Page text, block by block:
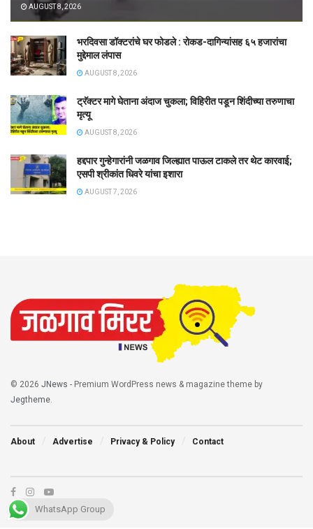
AUGUST 8, 2026
भरदिवसा डॉक्टरांचे घर फोडले : रोकड-दागिन्यांसह ६५ हजारांचा
मुद्देमाल लंपास
AUGUST 8, 2026
ट्रॅक्टर मागे घेताना अंदाज चुकला; विहिरीत पडून शिंदीच्या तरुणाचा
मृत्यू
AUGUST 8, 2026
हद्दपार गुन्हेगारांनी जळगाव जिल्ह्यात पाऊल टाकले तर थेट कारवाई;
एसपी श्रीकांत धिवरे यांचा इशारा
AUGUST 7, 2026
© 2026 JNews - Premium WordPress news & magazine theme by
Jegtheme
About Advertise Privacy & Policy Contact
WhatsApp Group